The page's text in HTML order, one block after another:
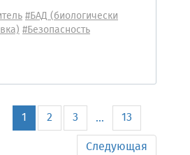
#БАД (биологически
#Безопасность
1 2 3 ...
13
Следующая